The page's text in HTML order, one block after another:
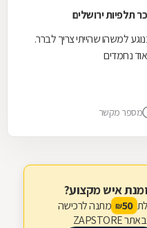
למשהו שהייתי צריך לברר.
נחמדים
מספר מקשר
איש מקצוע?
50
₪ מתנה לרכישה
באתר ZAPSTORE